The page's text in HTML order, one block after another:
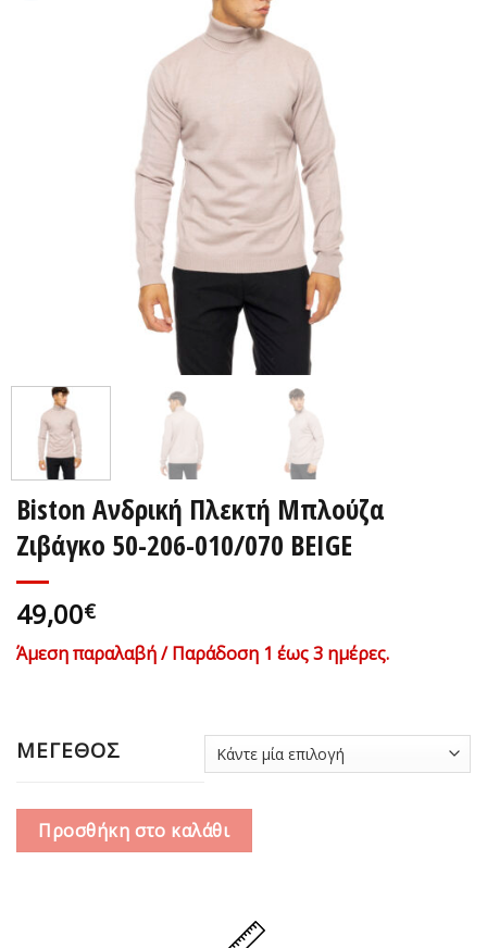
Biston Ανδρική Πλεκτή Μπλούζα
Ζιβάγκο 50-206-010/070 BEIGE
49,00€
Άμεση παραλαβή / Παράδοση 1 έως 3 ημέρες.
ΜΕΓΕΘΟΣ
Προσθήκη στο καλάθι